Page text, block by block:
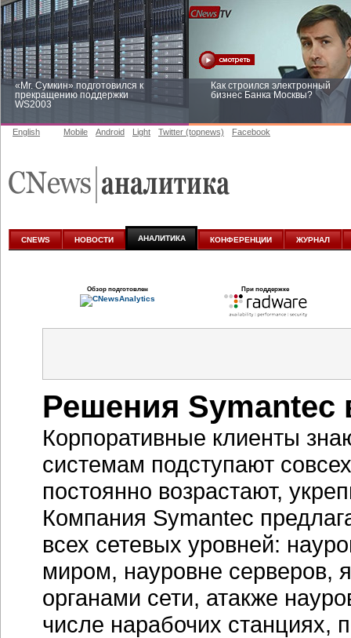
«Mr. Сумкин» подготовился к
прекращению поддержки
WS2003
Как строился электронный
бизнес Банка Москвы?
аналитике
English Mobile Android Light Twitter (topnews) Facebook
CNEWS НОВОСТИ АНАЛИТИКА КОНФЕРЕНЦИИ ЖУРНАЛ
Обзор подготовлен При поддержке
Решения
Корпоративные клиенты
системам подступают
постоянно возрастают,
Компания Symantec
всех сетевых уровней:
миром, науровне
органами сети, атакже
числе нарабочих станциях,